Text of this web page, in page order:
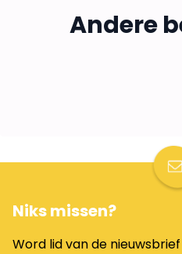
Andere
bijbaan?
22 jul 2026 3 min
Steviger in je
Artsen als
Niks missen?
Word lid van de